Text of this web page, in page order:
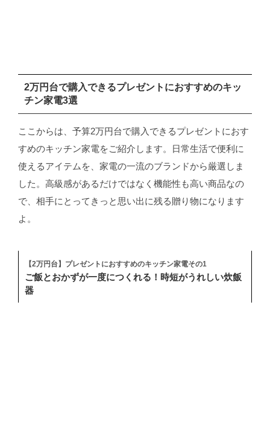
2万円台で購入できるプレゼントにおすすめのキッ
チン家電3選
ここからは、予算2万円台で購入できるプレゼントにおす
すめのキッチン家電をご紹介します。日常生活で便利に
使えるアイテムを、家電の一流のブランドから厳選しま
した。高級感があるだけではなく機能性も高い商品なの
で、相手にとってきっと思い出に残る贈り物になります
よ。
【2万円台】プレゼントにおすすめのキッチン家電その1
ご飯とおかずが一度につくれる！時短がうれしい炊飯
器